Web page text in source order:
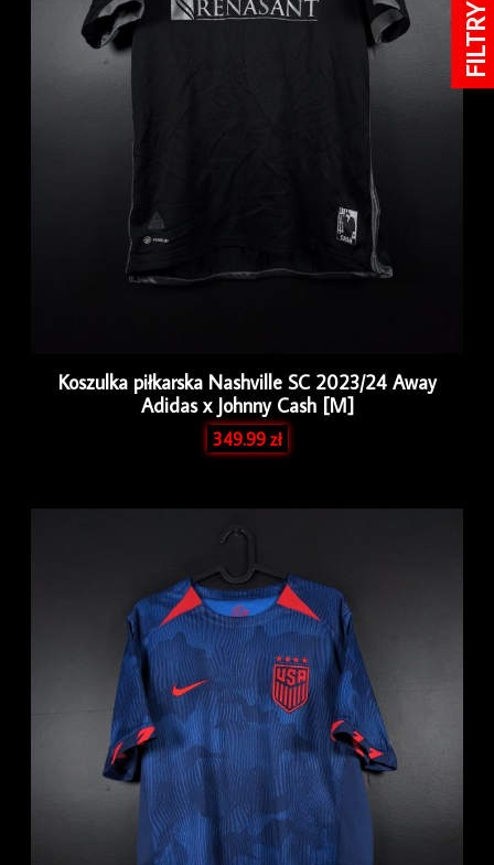
Koszulka piłkarska Nashville SC 2023/24 Away
Adidas x Johnny Cash [M]
349.99zł
FILTRY